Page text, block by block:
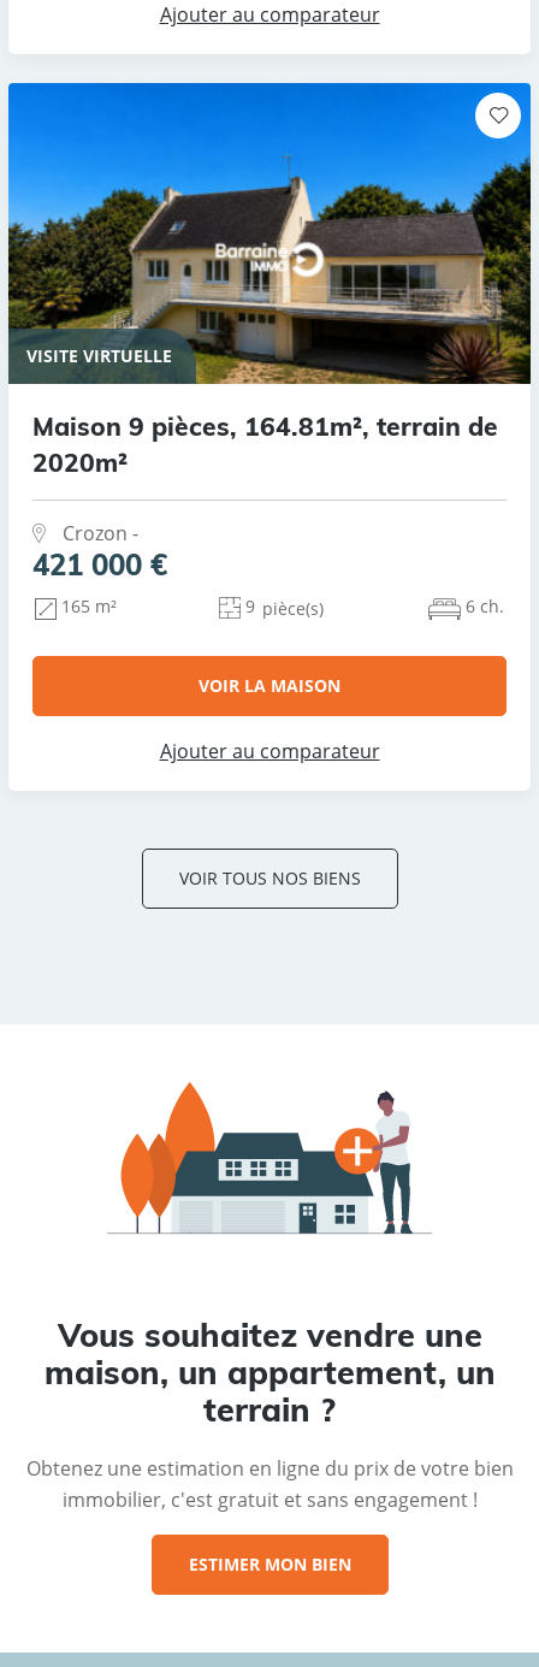
Ajouter au comparateur
VISITE VIRTUELLE
Maison 9 pièces, 164.81m², terrain de
2020m²
Crozon -
421 000 €
165 m² 9 pièce(s) 6 ch.
VOIR LA MAISON
Ajouter au comparateur
VOIR TOUS NOS BIENS
Vous souhaitez vendre une
maison, un appartement, un
terrain ?
Obtenez une estimation en ligne du prix de votre bien
immobilier, c'est gratuit et sans engagement !
ESTIMER MON BIEN